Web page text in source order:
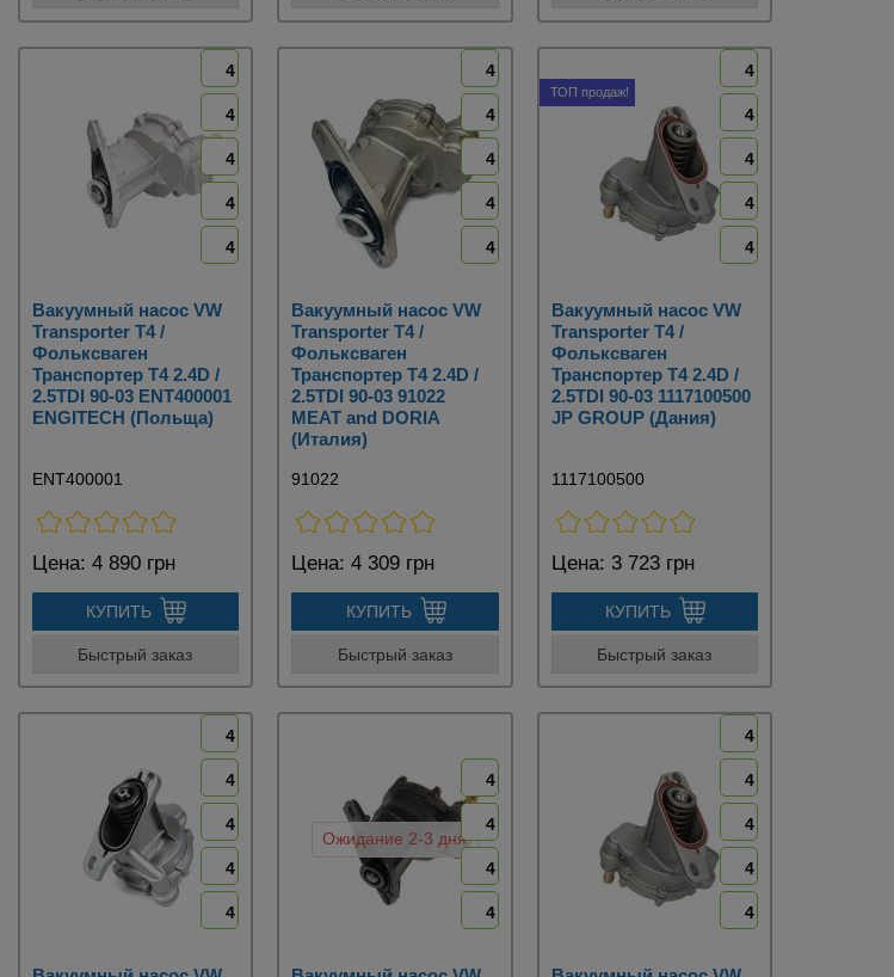
4
4
4
4
4
Вакуумный насос VW
Transporter T4 /
Фольксваген
Транспортер Т4 2.4D /
2.5TDI 90-03 ENT400001
ENGITECH (Польща)
ENT400001
Цена: 4 890 грн
КУПИТЬ
Быстрый заказ
4
4
4
4
4
Вакуумный насос VW
Transporter T4 /
Фольксваген
Транспортер Т4 2.4D /
2.5TDI 90-03 91022
MEAT and DORIA
(Италия)
91022
Цена: 4 309 грн
КУПИТЬ
Быстрый заказ
ТОП продаж!
4
4
4
4
4
Вакуумный насос VW
Transporter T4 /
Фольксваген
Транспортер Т4 2.4D /
2.5TDI 90-03 1117100500
JP GROUP (Дания)
1117100500
Цена: 3 723 грн
КУПИТЬ
Быстрый заказ
4
4
4
4
4
4
4
4
4
Ожидание 2-3 дня
4
4
4
4
4